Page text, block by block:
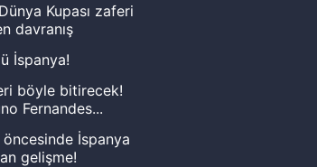
Kupası zaferi
davranış
İspanya!
böyle bitirecek!
Fernandes...
öncesinde İspanya
gelişme!